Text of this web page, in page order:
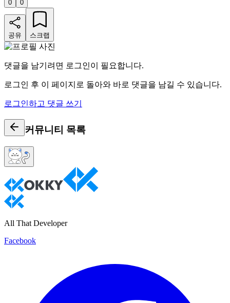
0 0
공유 스크랩
댓글을 남기려면 로그인이 필요합니다.
로그인 후 이 페이지로 돌아와 바로 댓글을 남길 수 있습니다.
로그인하고 댓글 쓰기
커뮤니티 목록
All That Developer
Facebook